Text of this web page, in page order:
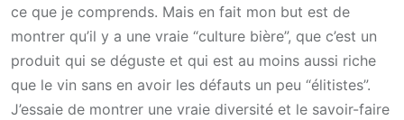
ce que je comprends. Mais en fait mon but est de
montrer qu’il y a une vraie “culture bière”, que c’est un
produit qui se déguste et qui est au moins aussi riche
que le vin sans en avoir les défauts un peu “élitistes”.
J’essaie de montrer une vraie diversité et le savoir-faire